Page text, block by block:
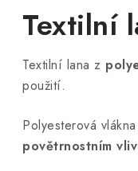
Textilní
Textilní lana z
použití.
Polyesterová
povětrnostním